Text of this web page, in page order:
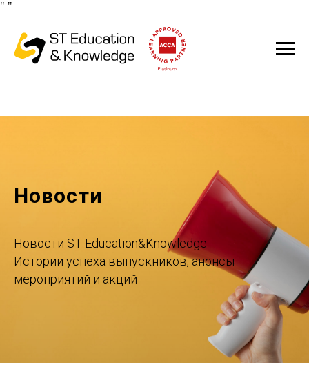
" "
Новости
Новости ST Education&Knowledge
Истории успеха выпускников, анонсы
мероприятий и акций